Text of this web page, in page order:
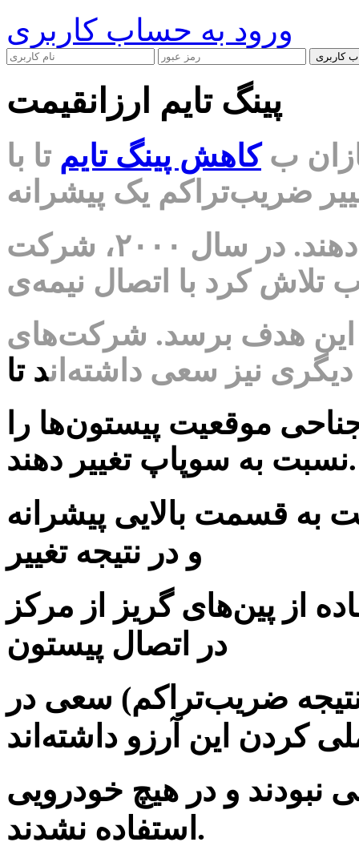
ورود به حساب کاربری
کاربری
پینگ تایم ارزانقیمت
بکاهش پینگ تایم تا با
بازده کار آن را بهبود دهند. در سال ۲۰۰۰، شرکت
کرد با اتصال نیمه‌ی
به این هدف برسد. شرکت‌های
دیگری نیز سعی داشته‌‌اند تا
موقعیت پیستون‌ها را
نسبت به سوپاپ تغییر دهند.
به قسمت بالایی پیشرانه
و در نتیجه تغییر
از پین‌های گریز از مرکز
در اتصال پیستون
ضریب‌تراکم) سعی در
نبودند و در هیچ خودرویی
استفاده نشدند.